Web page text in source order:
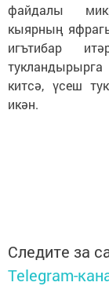
файдалы
кыярның
игътибар
китсә, үсеш
икән.
Следите за
Telegram-